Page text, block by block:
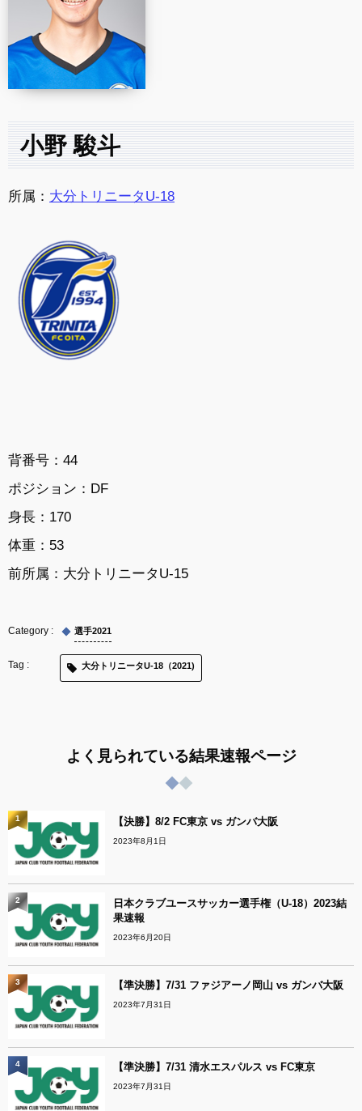
小野 駿斗
所属： 大分トリニータU-18
背番号：44
ポジション：DF
身長：170
体重：53
前所属： 大分トリニータU-15
選手2021
大分トリニータU-18（2021)
よく見られている結果速報ページ
【決勝】8/2 FC東京 vs ガンバ大阪
2023年8月1日
1
日本クラブユースサッカー選手権（U-18）2023結
果速報
2023年6月20日
2
【準決勝】7/31 ファジアーノ岡山 vs ガンバ大阪
2023年7月31日
3
【準決勝】7/31 清水エスパルス vs FC東京
2023年7月31日
4